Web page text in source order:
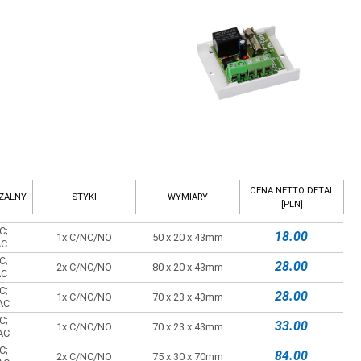
STYKI WYMIARY
CENA NETTO DETAL
[PLN]
1x C/NC/NO 50 x 20 x 43mm 18.00
2x C/NC/NO 80 x 20 x 43mm 28.00
1x C/NC/NO 70 x 23 x 43mm 28.00
1x C/NC/NO 70 x 23 x 43mm 33.00
2x C/NC/NO 75 x 30 x 70mm 84.00